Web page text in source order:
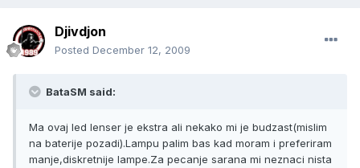
Djivdjon
Posted December 12, 2009
BataSM said:
Ma ovaj led lenser je ekstra ali nekako mi je budzast(mislim
na baterije pozadi).Lampu palim bas kad moram i preferiram
manje,diskretnije lampe.Za pecanje sarana mi neznaci nista